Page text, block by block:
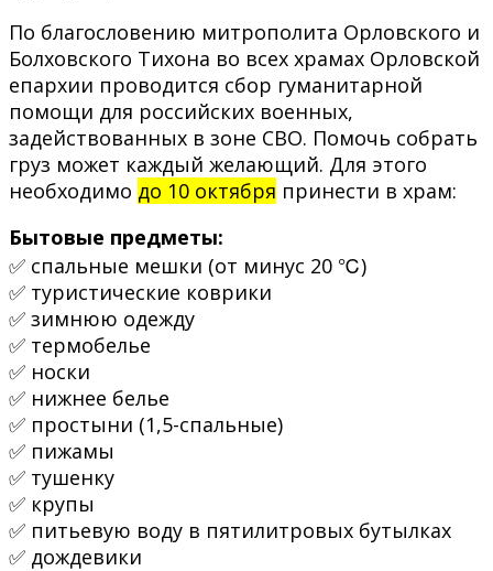
По благословению митрополита Орловского и
Болховского Тихона во всех храмах Орловской
епархии проводится сбор гуманитарной
помощи для российских военных,
задействованных в зоне СВО. Помочь собрать
груз может каждый желающий. Для этого
необходимо до 10 октября принести в храм:
Бытовые предметы:
✅ спальные мешки (от минус 20 ℃)
✅ туристические коврики
✅ зимнюю одежду
✅ термобелье
✅ носки
✅ нижнее белье
✅ простыни (1,5-спальные)
✅ пижамы
✅ тушенку
✅ крупы
✅ питьевую воду в пятилитровых бутылках
✅ дождевики